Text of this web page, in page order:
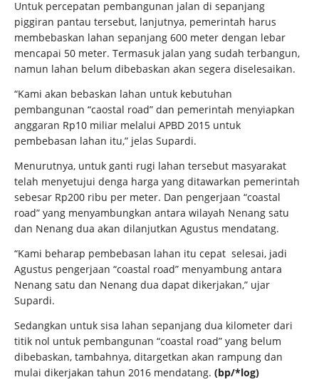
Untuk percepatan pembangunan jalan di sepanjang
piggiran pantau tersebut, lanjutnya, pemerintah harus
membebaskan lahan sepanjang 600 meter dengan lebar
mencapai 50 meter. Termasuk jalan yang sudah terbangun,
namun lahan belum dibebaskan akan segera diselesaikan.
“Kami akan bebaskan lahan untuk kebutuhan
pembangunan “caostal road” dan pemerintah menyiapkan
anggaran Rp10 miliar melalui APBD 2015 untuk
pembebasan lahan itu,” jelas Supardi.
Menurutnya, untuk ganti rugi lahan tersebut masyarakat
telah menyetujui denga harga yang ditawarkan pemerintah
sebesar Rp200 ribu per meter. Dan pengerjaan “coastal
road” yang menyambungkan antara wilayah Nenang satu
dan Nenang dua akan dilanjutkan Agustus mendatang.
“Kami beharap pembebasan lahan itu cepat selesai, jadi
Agustus pengerjaan “coastal road” menyambung antara
Nenang satu dan Nenang dua dapat dikerjakan,” ujar
Supardi.
Sedangkan untuk sisa lahan sepanjang dua kilometer dari
titik nol untuk pembangunan “coastal road” yang belum
dibebaskan, tambahnya, ditargetkan akan rampung dan
mulai dikerjakan tahun 2016 mendatang. (bp/*log)